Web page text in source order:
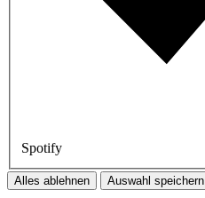
Spotify
Alles ablehnen Auswahl speichern